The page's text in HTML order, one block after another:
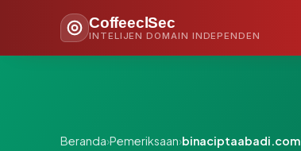
CoffeeclSec
INTELIJEN DOMAIN INDEPENDEN
Beranda›Pemeriksaan›binaciptaabadi.com